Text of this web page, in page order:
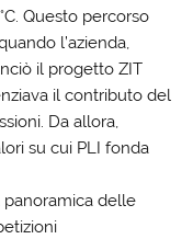
Questo percorso
l’azienda,
il progetto ZIT
il contributo del
Da allora,
su cui PLI fonda
panoramica delle